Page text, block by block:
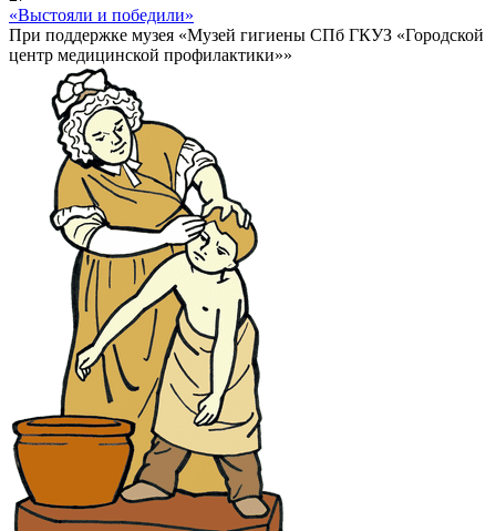
«Выстояли и победили»
При поддержке музея «Музей гигиены СПб ГКУЗ «Городской
центр медицинской профилактики»»